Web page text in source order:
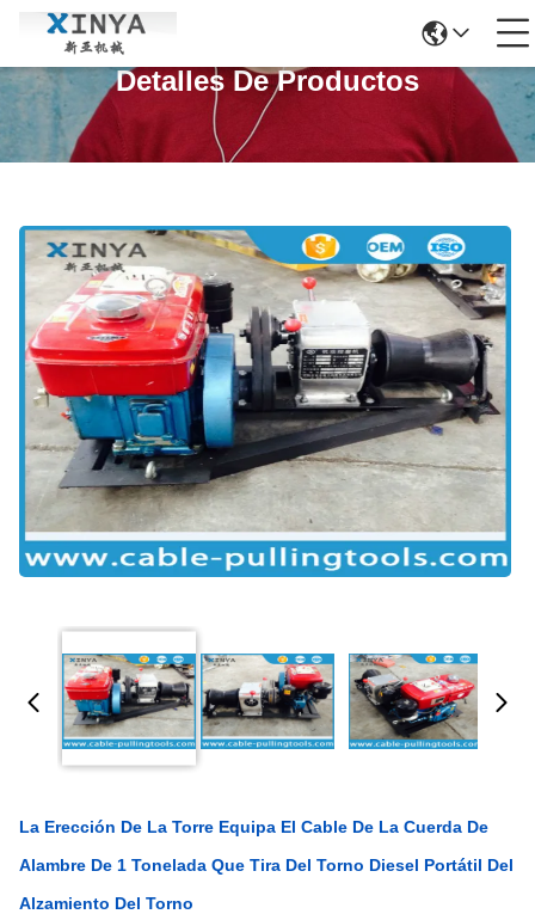
Detalles De Productos
La Erección De La Torre Equipa El Cable De La Cuerda De
Alambre De 1 Tonelada Que Tira Del Torno Diesel Portátil Del
Alzamiento Del Torno